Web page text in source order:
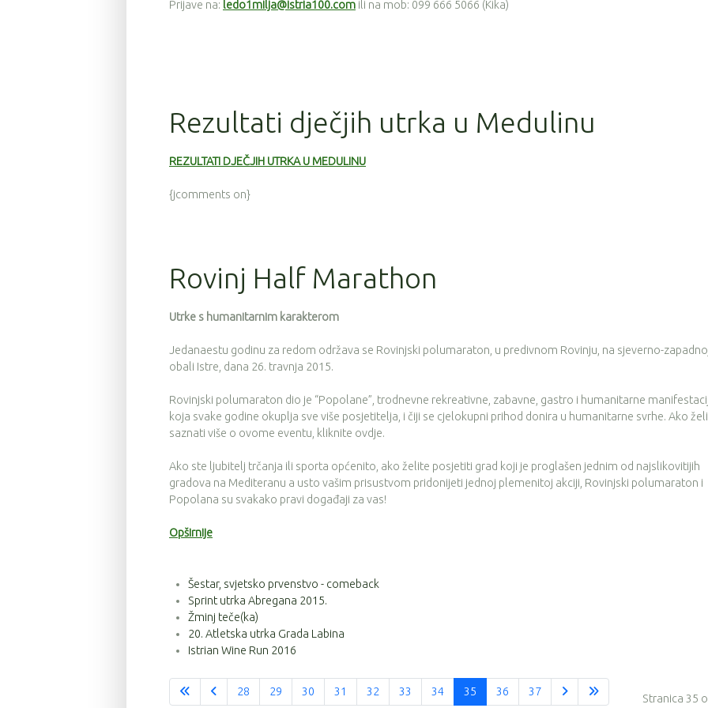
Prijave na: ledo1milja@istria100.com ili na mob: 099 666 5066 (Kika)
Rezultati dječjih utrka u Medulinu
REZULTATI DJEČJIH UTRKA U MEDULINU
{jcomments on}
Rovinj Half Marathon
Utrke s humanitarnim karakterom
Jedanaestu godinu za redom održava se Rovinjski polumaraton, u predivnom Rovinju, na sjeverno-
obali Istre, dana 26. travnja 2015.
Rovinjski polumaraton dio je “Popolane”, trodnevne rekreativne, zabavne, gastro i humanitarne
koja svake godine okuplja sve više posjetitelja, i čiji se cjelokupni prihod donira u humanitarne svrhe. Ako
saznati više o ovome eventu, kliknite ovdje.
Ako ste ljubitelj trčanja ili sporta općenito, ako želite posjetiti grad koji je proglašen jednim od najslikovitijih
gradova na Mediteranu a usto vašim prisustvom pridonijeti jednoj plemenitoj akciji, Rovinjski polumaraton i
Popolana su svakako pravi događaji za vas!
Opširnije
Šestar, svjetsko prvenstvo - comeback
Sprint utrka Abregana 2015.
Žminj teče(ka)
20. Atletska utrka Grada Labina
Istrian Wine Run 2016
Stranica 35
28 29 30 31 32 33 34 35 36 37